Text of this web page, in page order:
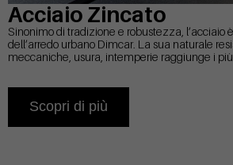
Acciaio Zincato
Sinonimo di tradizione e robustezza, l’acciaio
dell’arredo urbano Dimcar. La sua naturale
meccaniche, usura, intemperie raggiunge i
Scopri di più